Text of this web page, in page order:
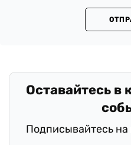
Оставайтесь в
Подписывайтесь на